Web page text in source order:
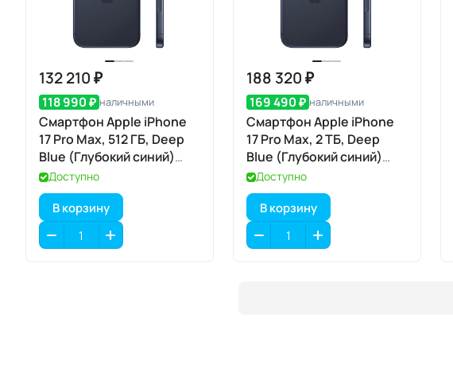
132 210 ₽
118 990 ₽ наличными
Смартфон Apple iPhone
17 Pro Max, 512 ГБ, Deep
Blue (Глубокий синий)
Dual eSIM
Доступно
В корзину
188 320 ₽
169 490 ₽ наличными
Смартфон Apple iPhone
17 Pro Max, 2 ТБ, Deep
Blue (Глубокий синий)
SIM+eSIM
Доступно
В корзину